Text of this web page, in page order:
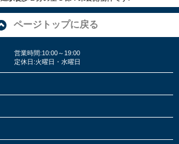
ページトップに戻る
営業時間:10:00～19:00
定休日:火曜日・水曜日